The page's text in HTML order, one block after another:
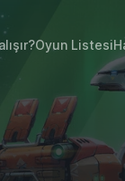
Oyun Listesi